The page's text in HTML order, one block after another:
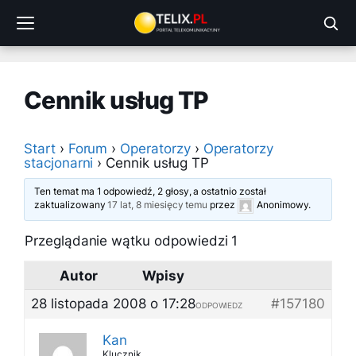
treści
Cennik usług TP
Start › Forum › Operatorzy › Operatorzy
stacjonarni › Cennik usług TP
Ten temat ma 1 odpowiedź, 2 głosy, a ostatnio został
zaktualizowany17 lat, 8 miesięcy temu przez Anonimowy.
Przeglądanie wątku odpowiedzi 1
Autor
Wpisy
28 listopada 2008 o 17:28
#157180
ODPOWIEDZ
Kan